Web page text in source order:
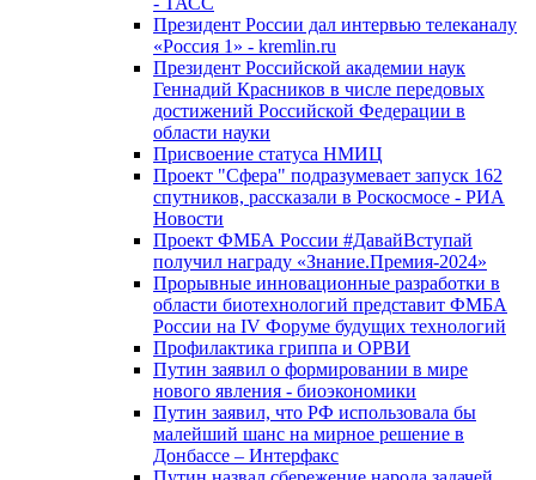
Президент России дал интервью телеканалу
«Россия 1» - kremlin.ru
Президент Российской академии наук
Геннадий Красников в числе передовых
достижений Российской Федерации в
области науки
Присвоение статуса НМИЦ
Проект "Сфера" подразумевает запуск 162
спутников, рассказали в Роскосмосе - РИА
Новости
Проект ФМБА России #ДавайВступай
получил награду «Знание.Премия-2024»
Прорывные инновационные разработки в
области биотехнологий представит ФМБА
России на IV Форуме будущих технологий
Профилактика гриппа и ОРВИ
Путин заявил о формировании в мире
нового явления - биоэкономики
Путин заявил, что РФ использовала бы
малейший шанс на мирное решение в
Донбассе – Интерфакс